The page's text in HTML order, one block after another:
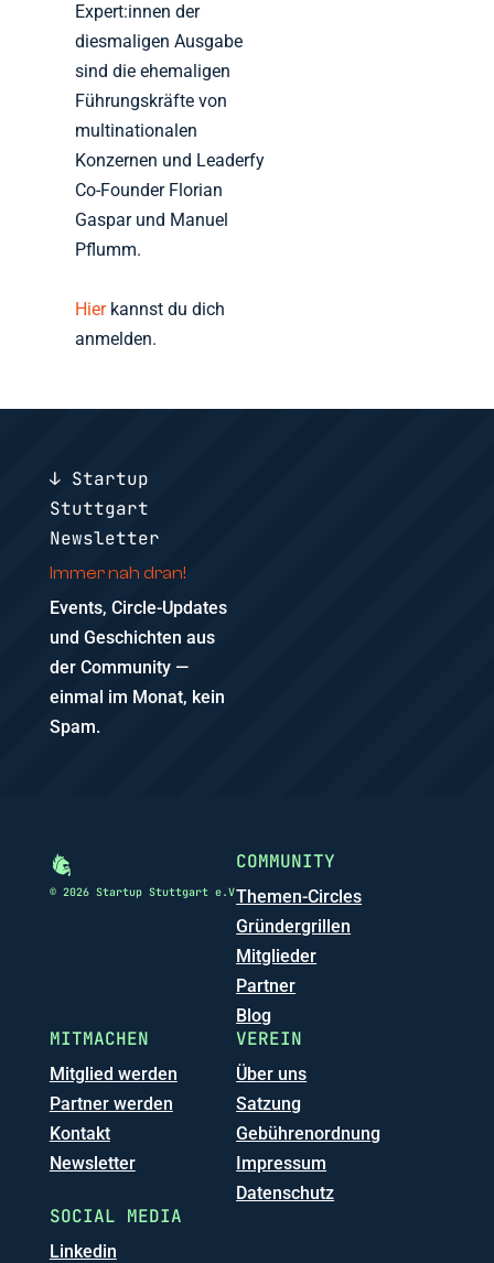
Expert:innen der
diesmaligen Ausgabe
sind die ehemaligen
Führungskräfte von
multinationalen
Konzernen und Leaderfy
Co-Founder Florian
Gaspar und Manuel
Pflumm.
Hierkannst du dich
anmelden.
↓ Startup
Stuttgart
Newsletter
Immer nah dran!
Events, Circle-Updates
und Geschichten aus
der Community —
einmal im Monat, kein
Spam.
© 2026 Startup Stuttgart e.V
COMMUNITY
Themen-Circles
Gründergrillen
Mitglieder
Partner
Blog
MITMACHEN
Mitglied werden
Partner werden
Kontakt
Newsletter
VEREIN
Über uns
Satzung
Gebührenordnung
Impressum
Datenschutz
SOCIAL MEDIA
Linkedin